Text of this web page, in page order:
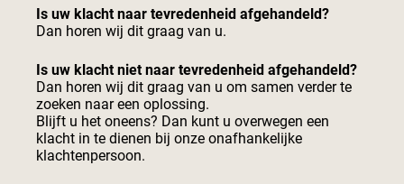
Is uw klacht naar tevredenheid afgehandeld?
Dan horen wij dit graag van u.
Is uw klacht niet naar tevredenheid afgehandeld?
Dan horen wij dit graag van u om samen verder te
zoeken naar een oplossing.
Blijft u het oneens? Dan kunt u overwegen een
klacht in te dienen bij onze onafhankelijke
klachtenpersoon.